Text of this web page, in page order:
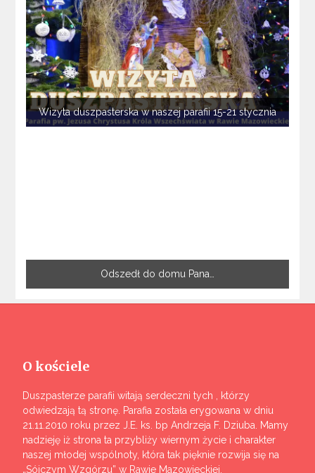
Wizyta duszpasterska w naszej parafii 15-21 stycznia
Odszedł do domu Pana…
O kościele
Duszpasterze parafii witają serdeczni tych , którzy
odwiedzają tą stronę. Parafia została erygowana w dniu
21.11.2010 roku przez J.E. ks. bp Andrzeja F. Dziuba. Mamy
nadzieję iż strona ta przybliży wiernym życie i charakter
naszej młodej wspólnoty, która tak pięknie rozwija się na
„Sójczym Wzgórzu” w Rawie Mazowieckiej.